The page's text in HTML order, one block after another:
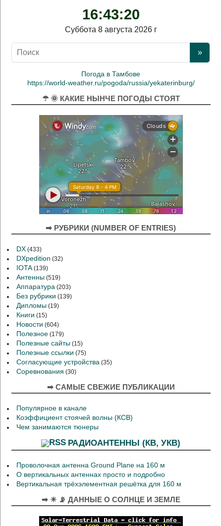
16:43:20
Суббота 8 августа 2026 г
Погода в Тамбове
https://world-weather.ru/pogoda/russia/yekaterinburg/
☂ 🌞 КАКИЕ НЫНЧЕ ПОГОДЫ СТОЯТ
➡ РУБРИКИ (NUMBER OF ENTRIES)
DX (433)
DXpedition (32)
IOTA(139)
Антенны (519)
Аппаратура (203)
Без рубрики (139)
Дипломы (19)
Книги (15)
Новости (604)
Полезное (179)
Полезные сайты (15)
Полезные ссылки (75)
Согласующие устройства (35)
Соревнования (30)
➡ САМЫЕ СВЕЖИЕ ПУБЛИКАЦИИ
Популярное в канале
Коэффициент стоячей волны (КСВ)
Чем занимаются тюнеры
РАДИОАНТЕННЫ (КВ, УКВ)
Проволочная антенна Ground Plane на 160 м
О вертикальных антеннах просто и подробно
Вертикальная трёхэлементная решётка для 160 м
➡ ☀ 📡 ДАННЫЕ О СОЛНЦЕ И ЗЕМЛЕ